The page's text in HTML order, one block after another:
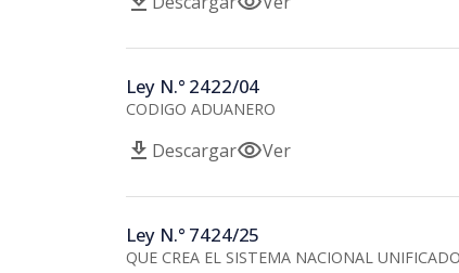
Ley N.° 2422/04
CODIGO ADUANERO
download DescargarvisibilityVer
Ley N.° 7424/25
QUE CREA EL SISTEMA NACIONAL